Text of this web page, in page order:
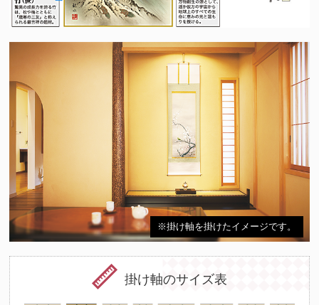
※掛け軸を掛けたイメージです。
掛け軸のサイズ表